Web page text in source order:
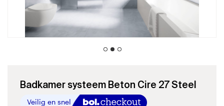
Badkamer systeem Beton Cire 27 Steel